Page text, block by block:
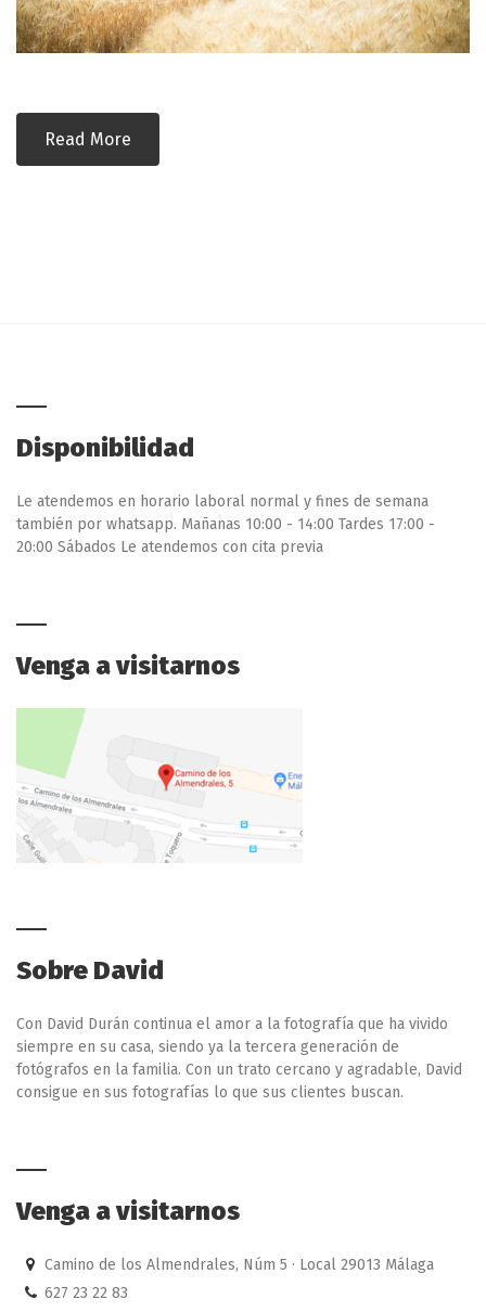
Read More
Disponibilidad
Le atendemos en horario laboral normal y fines de semana
también por whatsapp. Mañanas 10:00 - 14:00 Tardes 17:00 -
20:00 Sábados Le atendemos con cita previa
Venga a visitarnos
Sobre David
Con David Durán continua el amor a la fotografía que ha vivido
siempre en su casa, siendo ya la tercera generación de
fotógrafos en la familia. Con un trato cercano y agradable, David
consigue en sus fotografías lo que sus clientes buscan.
Venga a visitarnos
Camino de los Almendrales, Núm 5 · Local 29013 Málaga
627 23 22 83